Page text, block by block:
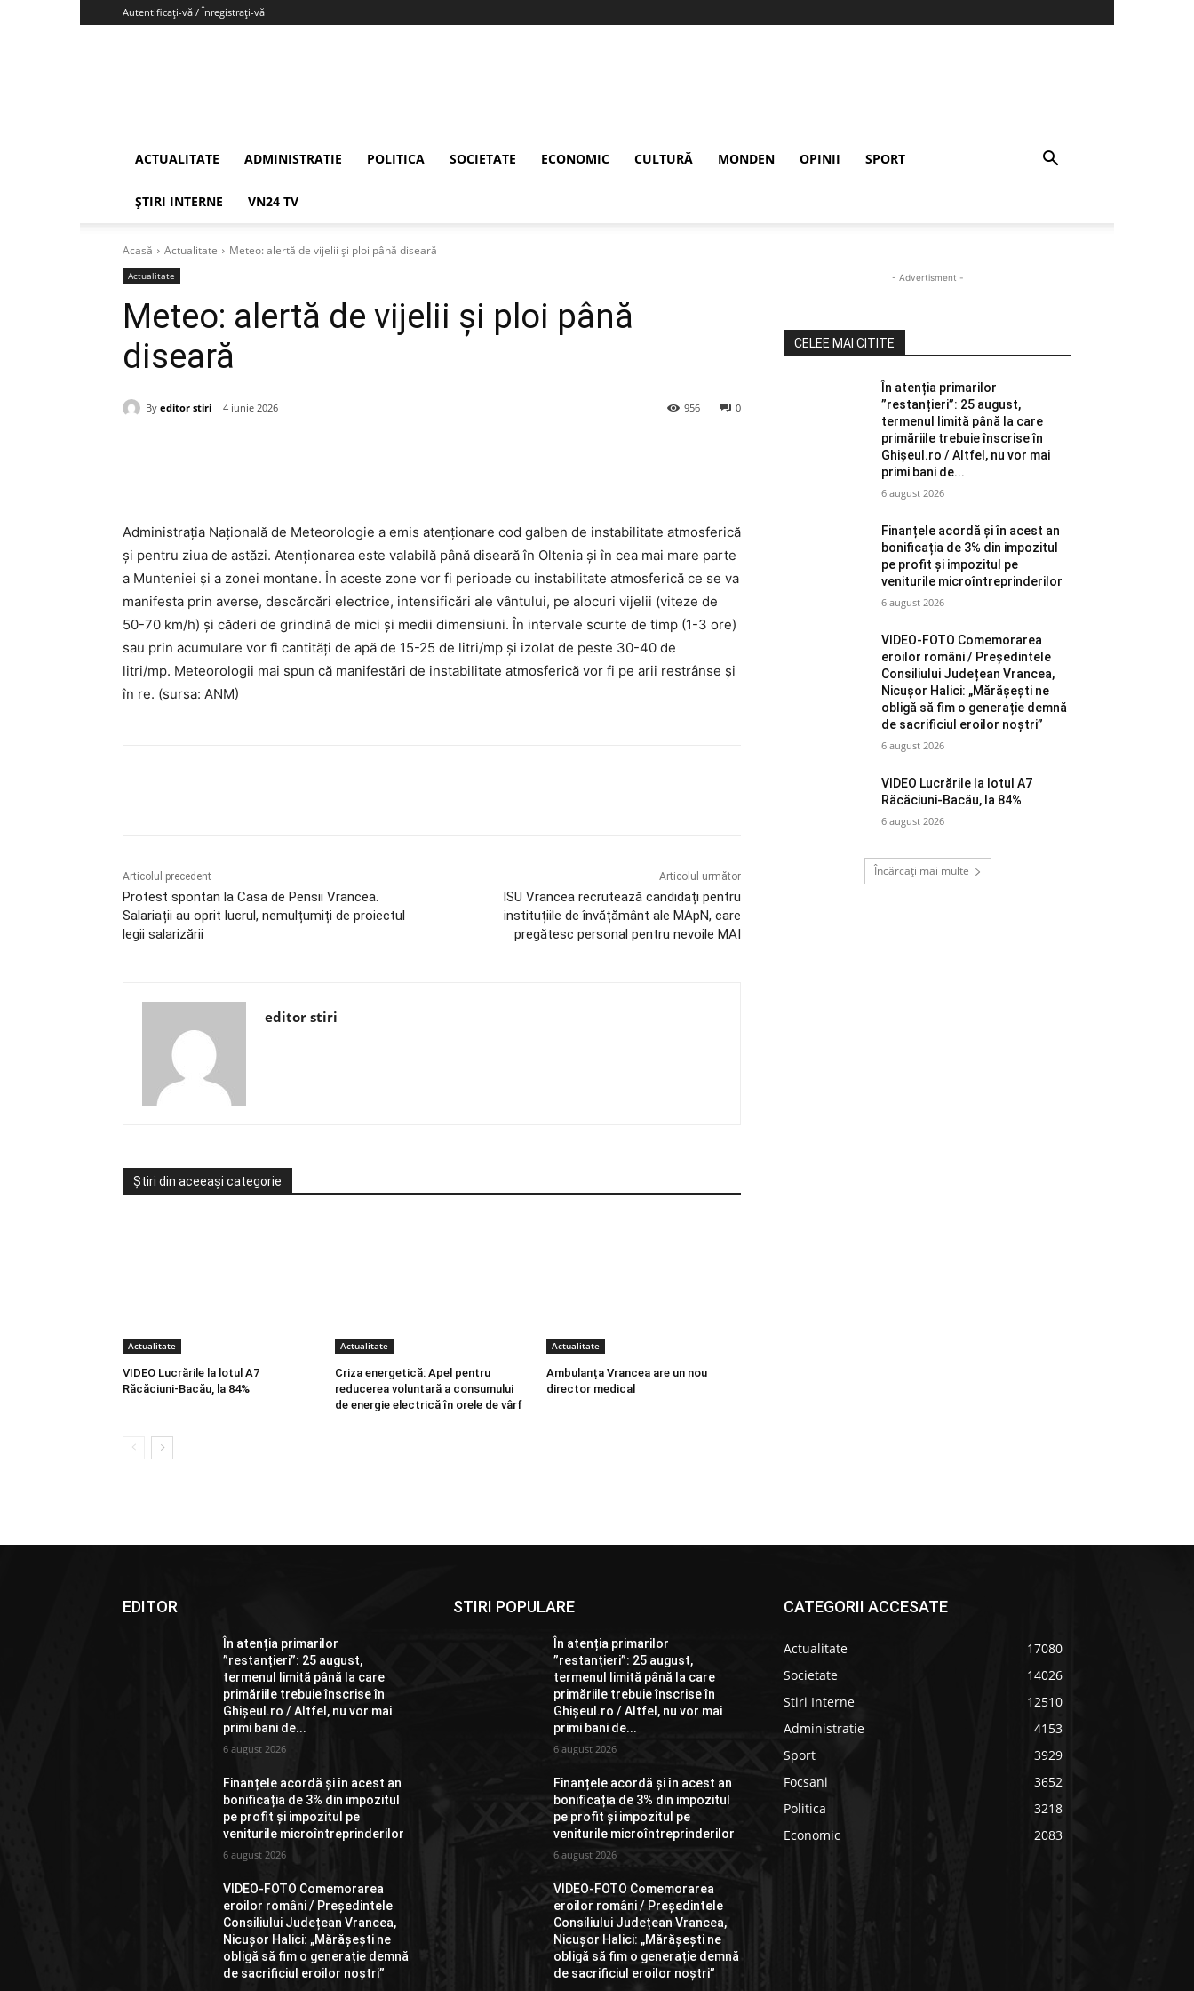
Autentificați-vă / Înregistrați-vă
ACTUALITATE ADMINISTRATIE POLITICA SOCIETATE ECONOMIC CULTURĂ MONDEN OPINII SPORT
ȘTIRI INTERNE VN24 TV
Acasă Actualitate Meteo: alertă de vijelii și ploi până diseară
Actualitate
Meteo: alertă de vijelii și ploi până
diseară
By editor stiri 4 iunie 2026 0
956
Administrația Națională de Meteorologie a emis atenționare cod galben de instabilitate atmosferică
și pentru ziua de astăzi. Atenționarea este valabilă până diseară în Oltenia și în cea mai mare parte
a Munteniei și a zonei montane. În aceste zone vor fi perioade cu instabilitate atmosferică ce se va
manifesta prin averse, descărcări electrice, intensificări ale vântului, pe alocuri vijelii (viteze de
50-70 km/h) și căderi de grindină de mici și medii dimensiuni. În intervale scurte de timp (1-3 ore)
sau prin acumulare vor fi cantități de apă de 15-25 de litri/mp și izolat de peste 30-40 de
litri/mp. Meteorologii mai spun că manifestări de instabilitate atmosferică vor fi pe arii restrânse și
în re. (sursa: ANM)
Articolul precedent
Protest spontan la Casa de Pensii Vrancea.
Salariații au oprit lucrul, nemulțumiți de proiectul
legii salarizării
Articolul următor
ISU Vrancea recrutează candidați pentru
instituțiile de învățământ ale MApN, care
pregătesc personal pentru nevoile MAI
editor stiri
Știri din aceeași categorie
Actualitate
VIDEO Lucrările la lotul A7
Răcăciuni-Bacău, la 84%
Actualitate
Criza energetică: Apel pentru
reducerea voluntară a consumului
de energie electrică în orele de vârf
Actualitate
Ambulanța Vrancea are un nou
director medical
- Advertisment -
CELEE MAI CITITE
În atenția primarilor
”restanțieri”: 25 august,
termenul limită până la care
primăriile trebuie înscrise în
Ghișeul.ro / Altfel, nu vor mai
primi bani de...
6 august 2026
Finanțele acordă și în acest an
bonificația de 3% din impozitul
pe profit și impozitul pe
veniturile microîntreprinderilor
6 august 2026
VIDEO-FOTO Comemorarea
eroilor români / Președintele
Consiliului Județean Vrancea,
Nicușor Halici: „Mărășești ne
obligă să fim o generație demnă
de sacrificiul eroilor noștri”
6 august 2026
VIDEO Lucrările la lotul A7
Răcăciuni-Bacău, la 84%
6 august 2026
Încărcați mai multe
EDITOR
În atenția primarilor
”restanțieri”: 25 august,
termenul limită până la care
primăriile trebuie înscrise în
Ghișeul.ro / Altfel, nu vor mai
primi bani de...
6 august 2026
Finanțele acordă și în acest an
bonificația de 3% din impozitul
pe profit și impozitul pe
veniturile microîntreprinderilor
6 august 2026
VIDEO-FOTO Comemorarea
eroilor români / Președintele
Consiliului Județean Vrancea,
Nicușor Halici: „Mărășești ne
obligă să fim o generație demnă
de sacrificiul eroilor noștri”
STIRI POPULARE
În atenția primarilor
”restanțieri”: 25 august,
termenul limită până la care
primăriile trebuie înscrise în
Ghișeul.ro / Altfel, nu vor mai
primi bani de...
6 august 2026
Finanțele acordă și în acest an
bonificația de 3% din impozitul
pe profit și impozitul pe
veniturile microîntreprinderilor
6 august 2026
VIDEO-FOTO Comemorarea
eroilor români / Președintele
Consiliului Județean Vrancea,
Nicușor Halici: „Mărășești ne
obligă să fim o generație demnă
de sacrificiul eroilor noștri”
CATEGORII ACCESATE
Actualitate
17080
Societate
14026
Stiri Interne
12510
Administratie
4153
Sport
3929
Focsani
3652
Politica
3218
Economic
2083